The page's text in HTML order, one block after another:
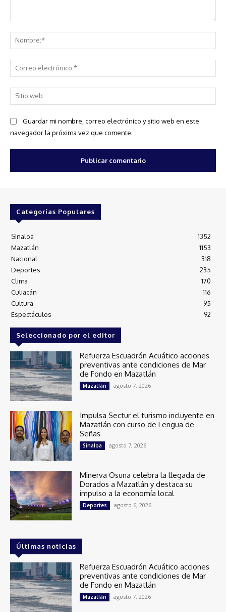
Guardar mi nombre, correo electrónico y sitio web en este
navegador la próxima vez que comente.
Categorías Populares
Sinaloa
1352
Mazatlán
1153
Nacional
318
Deportes
235
Clima
170
Culiacán
116
Cultura
95
Espectáculos
92
Seleccionado por el editor
Refuerza Escuadrón Acuático acciones
preventivas ante condiciones de Mar
de Fondo en Mazatlán
Mazatlán agosto 7, 2026
Impulsa Sectur el turismo incluyente en
Mazatlán con curso de Lengua de
Señas
Sinaloa agosto 7, 2026
Minerva Osuna celebra la llegada de
Dorados a Mazatlán y destaca su
impulso a la economía local
Deportes agosto 6, 2026
Últimas noticias
Refuerza Escuadrón Acuático acciones
preventivas ante condiciones de Mar
de Fondo en Mazatlán
Mazatlán agosto 7, 2026